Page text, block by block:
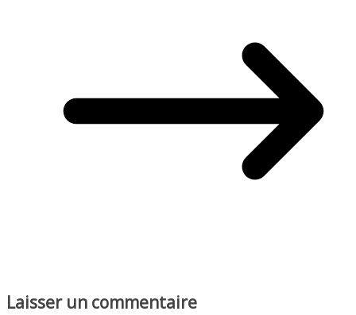
Laisser un commentaire